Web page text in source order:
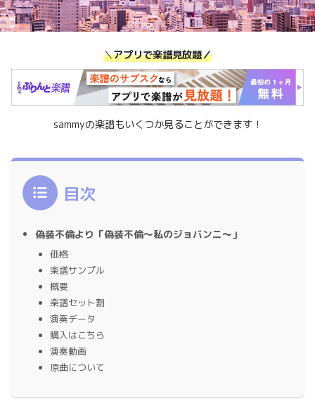
＼アプリで楽譜見放題／
sammyの楽譜もいくつか見ることができます！
目次
偽装不倫より「偽装不倫〜私のジョバンニ〜」
価格
楽譜サンプル
概要
楽譜セット割
演奏データ
購入はこちら
演奏動画
原曲について